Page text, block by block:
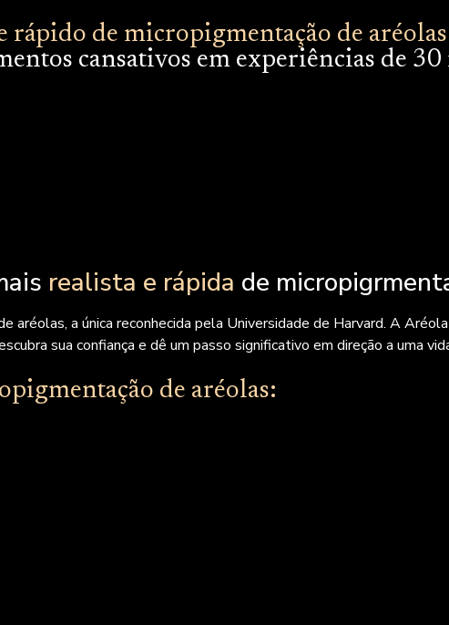
rápido de micropigmentação de aréolas
cansativos em experiências de
realista e rápida de
aréolas, a única reconhecida pela Universidade de Harvard. A
sua confiança e dê um passo significativo em direção a uma
de aréolas: